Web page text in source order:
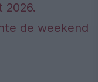
2026.
de weekend